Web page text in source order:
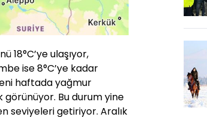
18°C’ye ulaşıyor,
ise 8°C’ye kadar
haftada yağmur
Bu durum yine
seviyeleri getiriyor. Aralık